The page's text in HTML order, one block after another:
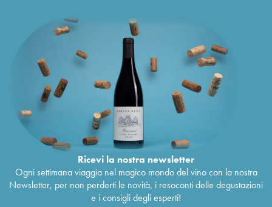
Ricevi la nostra newsletter
Ogni settimana viaggia nel magico mondo del vino con la nostra
Newsletter, per non perderti le novità, i resoconti delle degustazioni
e i consigli degli esperti!